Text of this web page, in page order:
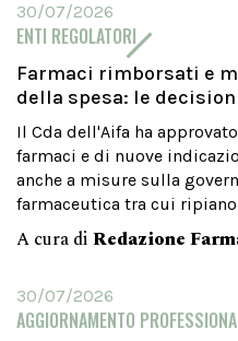
30/07/2026
ENTI REGOLATORI
Farmaci rimborsati e
della spesa: le
Il Cda dell'Aifa ha
farmaci e di nuove
anche a misure sulla
farmaceutica tra cui ripiano
A cura di Redazione
30/07/2026
AGGIORNAMENTO